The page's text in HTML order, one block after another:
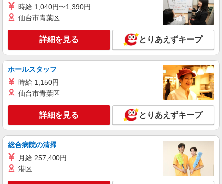
崎・横浜・相模原など）に多数派遣先有
詳細を見る
派遣社員
LAPI-Staff株式会社 本社/軽作業窓口
時給1,580円＋交通費全額支給
東京都港区 ★上記以外にも神奈川県内（川
崎・横浜・相模原など）に多数派遣先有
キープ 詳細を見る
アルバイト パート
株式会社フルキャスト東京支社/EA0401G-10M
カンタン軽作業スタッフ（仕分け・シール貼り
など）
時給 1,040円〜1,390円
仙台市青葉区
詳細を見る とりあえずキープ
ホールスタッフ
時給 1,150円
仙台市青葉区
詳細を見る とりあえずキープ
総合病院の清掃
月給 257,400円
港区